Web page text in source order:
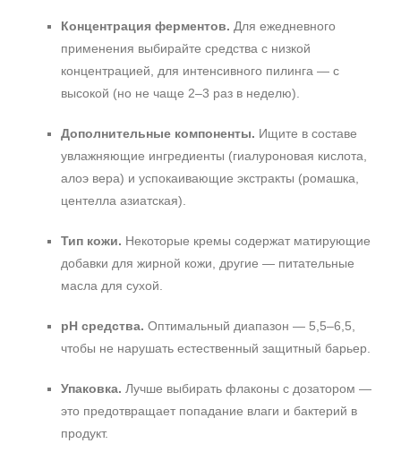
Концентрация ферментов. Для ежедневного
применения выбирайте средства с низкой
концентрацией, для интенсивного пилинга — с
высокой (но не чаще 2–3 раз в неделю).
Дополнительные компоненты. Ищите в составе
увлажняющие ингредиенты (гиалуроновая кислота,
алоэ вера) и успокаивающие экстракты (ромашка,
центелла азиатская).
Тип кожи. Некоторые кремы содержат матирующие
добавки для жирной кожи, другие — питательные
масла для сухой.
pH средства. Оптимальный диапазон — 5,5–6,5,
чтобы не нарушать естественный защитный барьер.
Упаковка. Лучше выбирать флаконы с дозатором —
это предотвращает попадание влаги и бактерий в
продукт.